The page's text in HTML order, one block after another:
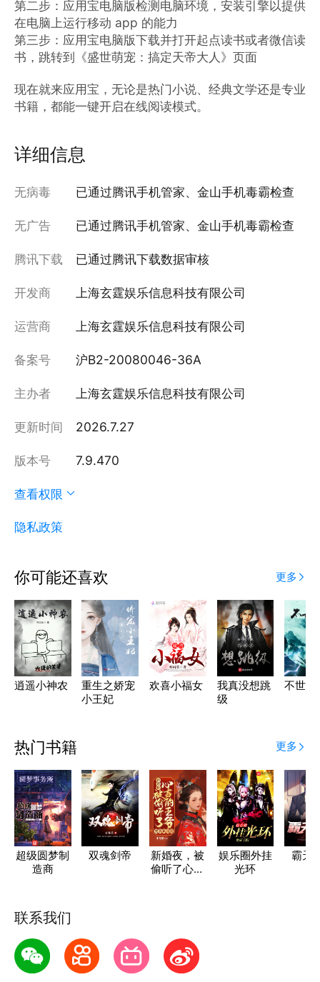
第二步：应用宝电脑版检测电脑环境，安装引擎以提供
在电脑上运行移动 app 的能力
第三步：应用宝电脑版下载并打开起点读书或者微信读
书，跳转到《盛世萌宠：搞定天帝大人》页面
现在就来应用宝，无论是热门小说、经典文学还是专业
书籍，都能一键开启在线阅读模式。
详细信息
无病毒 已通过腾讯手机管家、金山手机毒霸检查
无广告 已通过腾讯手机管家、金山手机毒霸检查
腾讯下载 已通过腾讯下载数据审核
开发商 上海玄霆娱乐信息科技有限公司
运营商 上海玄霆娱乐信息科技有限公司
备案号 沪B2-20080046-36A
主办者 上海玄霆娱乐信息科技有限公司
更新时间 2026.7.27
版本号 7.9.470
查看权限
隐私政策
你可能还喜欢 更多
逍遥小神农
重生之娇宠
小王妃
欢喜小福女
我真没想跳
级
不世妖
热门书籍 更多
超级圆梦制
造商
双魂剑帝
新婚夜，被
偷听了心声
娱乐圈外挂
光环
霸天
联系我们